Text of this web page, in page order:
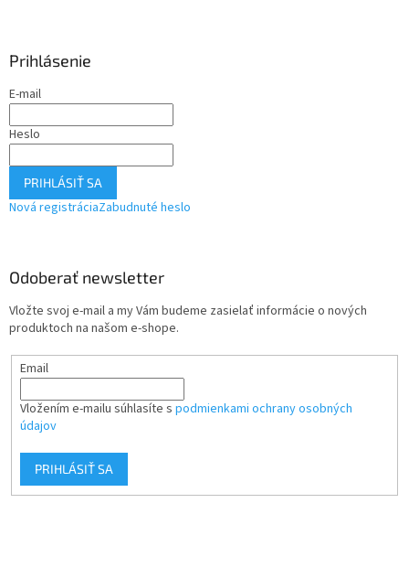
Prihlásenie
E-mail
Heslo
PRIHLÁSIŤ SA
Nová registráciaZabudnuté heslo
Odoberať newsletter
Vložte svoj e-mail a my Vám budeme zasielať informácie o nových
produktoch na našom e-shope.
Email
Vložením e-mailu súhlasíte s podmienkami ochrany osobných
údajov
PRIHLÁSIŤ SA